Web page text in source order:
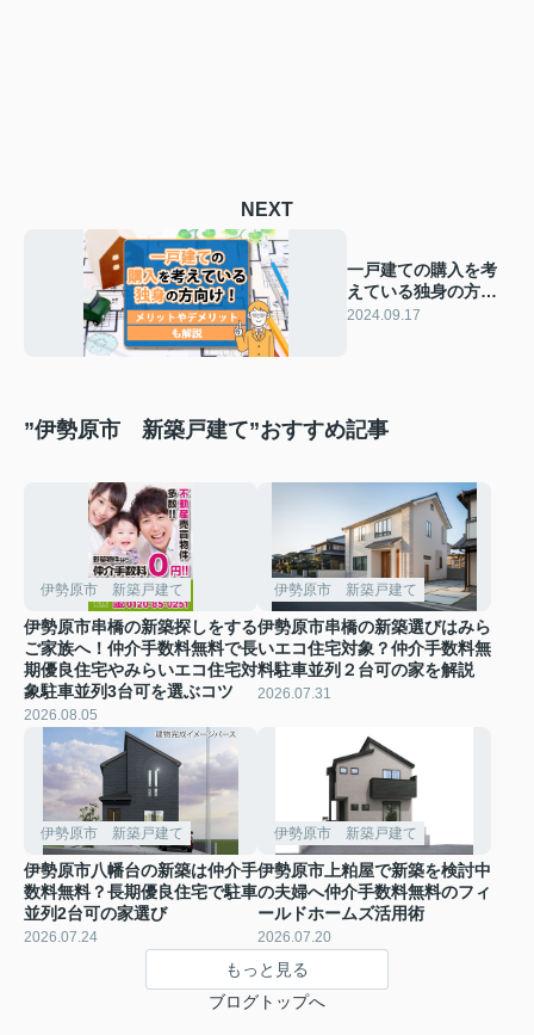
NEXT
一戸建ての購入を考
えている独身の方向
け！メリットやデメ
2024.09.17
”伊勢原市 新築戸建て”おすすめ記事
伊勢原市 新築戸建て
伊勢原市串橋の新築探しをする
ご家族へ！仲介手数料無料で長
期優良住宅やみらいエコ住宅対
象駐車並列3台可を選ぶコツ
2026.08.05
伊勢原市 新築戸建て
伊勢原市串橋の新築選びはみら
いエコ住宅対象？仲介手数料無
料駐車並列２台可の家を解説
2026.07.31
伊勢原市 新築戸建て
伊勢原市八幡台の新築は仲介手
数料無料？長期優良住宅で駐車
並列2台可の家選び
2026.07.24
伊勢原市 新築戸建て
伊勢原市上粕屋で新築を検討中
の夫婦へ仲介手数料無料のフィ
ールドホームズ活用術
2026.07.20
もっと見る
ブログトップへ